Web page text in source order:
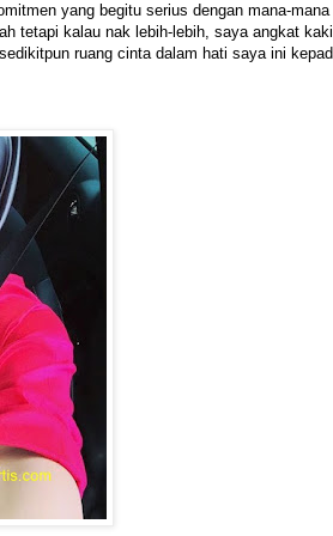
yang begitu serius dengan mana-
tetapi kalau nak lebih-lebih, saya angkat
ruang cinta dalam hati saya ini